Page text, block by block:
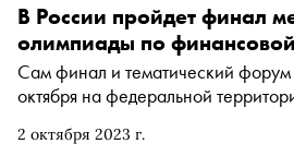
2 октября 2023 г.
В России пройдет финал
олимпиады по
Сам финал и тематический форум
октября на федеральной